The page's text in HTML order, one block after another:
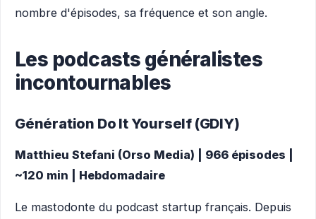
nombre d'épisodes, sa fréquence et son angle.
Les podcasts généralistes
incontournables
Génération Do It Yourself (GDIY)
Matthieu Stefani (Orso Media) | 966 épisodes |
~120 min | Hebdomadaire
Le mastodonte du podcast startup français. Depuis